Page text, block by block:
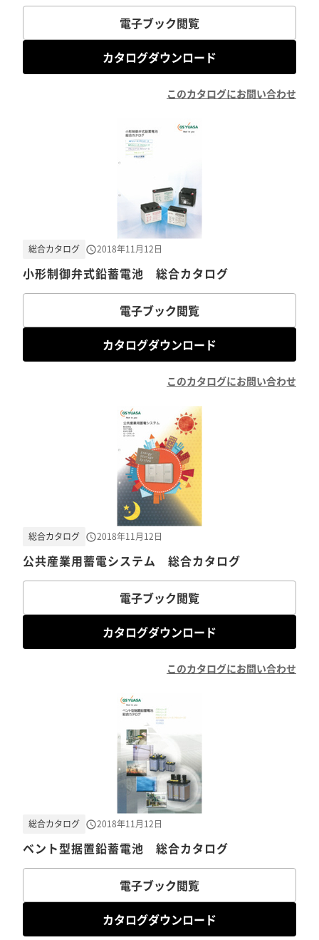
電子ブック閲覧
カタログダウンロード
このカタログにお問い合わせ
小形制御弁式鉛蓄電池 総合カタログ
総合カタログ 2018年11月12日
電子ブック閲覧
カタログダウンロード
このカタログにお問い合わせ
公共産業用蓄電システム 総合カタログ
総合カタログ 2018年11月12日
電子ブック閲覧
カタログダウンロード
このカタログにお問い合わせ
ベント型据置鉛蓄電池 総合カタログ
総合カタログ 2018年11月12日
電子ブック閲覧
カタログダウンロード